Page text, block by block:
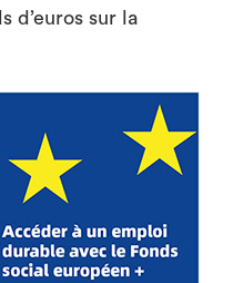
d’euros sur la